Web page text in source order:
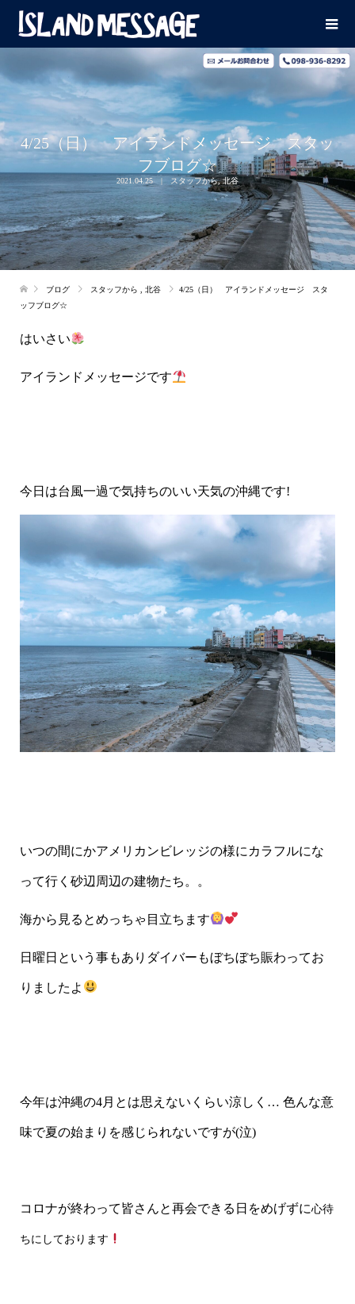
4/25（日） アイランドメッセージ スタッ
フブログ☆
2021.04.25 スタッフから,北谷
ブログ スタッフから 北谷
4/25（日） アイランドメッセージ スタ
ッフブログ☆
はいさい
アイランドメッセージです
今日は台風一過で気持ちのいい天気の沖縄です!
いつの間にかアメリカンビレッジの様にカラフルにな
って行く砂辺周辺の建物たち。。
海から見るとめっちゃ目立ちます
日曜日という事もありダイバーもぼちぼち賑わってお
りましたよ
今年は沖縄の4月とは思えないくらい涼しく … 色んな意
味で夏の始まりを感じられないですが(泣)
コロナが終わって皆さんと再会できる日をめげずに心待
ちにしております